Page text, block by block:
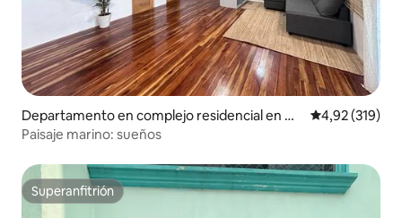
Departamento en complejo residencial en Ur
biztondo
Calificación
4,92 (319)
Paisaje marino: sueños
Superanfitrión
Superanfitrión